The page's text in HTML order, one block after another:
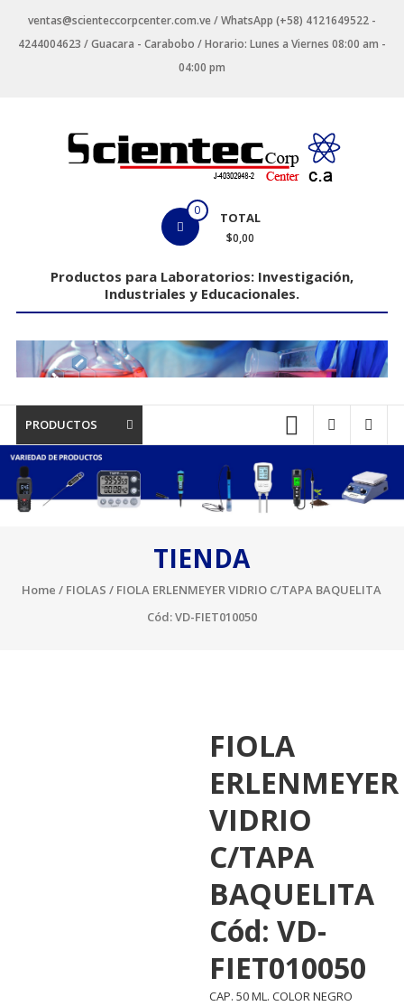
contenido
ventas@scienteccorpcenter.com.ve / WhatsApp (+58) 4121649522 -
4244004623 / Guacara - Carabobo / Horario: Lunes a Viernes 08:00 am -
04:00 pm
Laboratorios
Industriales
y
Educacionales.
0 TOTAL
$0,00
Productos para Laboratorios: Investigación,
Industriales y Educacionales.
PRODUCTOS
TIENDA
Home / FIOLAS / FIOLA ERLENMEYER VIDRIO C/TAPA BAQUELITA
Cód: VD-FIET010050
FIOLA
ERLENMEYER
VIDRIO
C/TAPA
BAQUELITA
Cód: VD-
FIET010050
CAP. 50 ML. COLOR NEGRO